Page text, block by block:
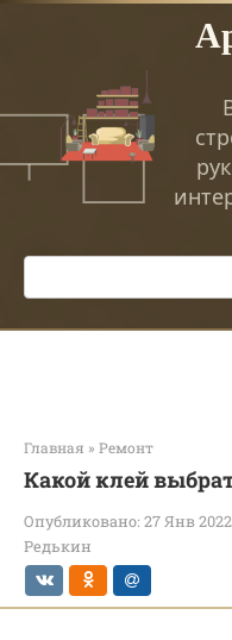
Перейти
Поиск:
Главная » Ремонт
Какой клей
Опубликовано: 27 Янв 2022
Редькин